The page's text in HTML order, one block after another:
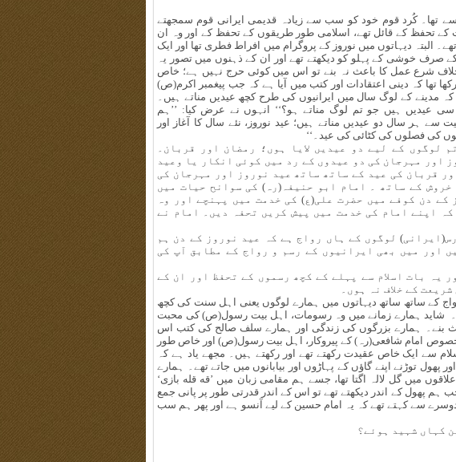
تھا۔ کُرد قوم خود کو سب سے زیادہ قدیمی ایرانی قوم سمجھتے
کے تحفظ کے قائل تھے، اسلامی طور طریقوں کے تحفظ کے اور وہ ان
البتہ دیہاتوں میں نوروز کے پروگرام میں افراط فطری تھا اور ایک
صرف خوشی کے پہلو کو دیکھتے تھے اور ان کے ذہنوں میں تصور یہ
شرع عمل کا باعث نہ بنے تو اس میں کوئی حرج نہیں ہے؛ خاص
تھا کہ دینی اعتقادات اور کتب میں آیا ہے کہ جب پیغمبر اکرم(ص)
کہ مدینے کے لوگ سال میں ایرانیوں کی طرح کچھ عیدیں مناتے ہیں۔
سی عیدیں ہیں جو تم لوگ مناتے ہو؟‘‘ انہوں نے عرض کیا: ’’ہم
ہر سال دو عیدیں مناتے ہیں؛ عید نوروز، نئے سال کا آغاز اور
کی فصلوں کی کٹائی کی عید۔‘‘
لوگوں کے لیے دو عیدیں لایا ہوں؛ رمضان اور قربان۔
اور مہرجان کی دو عیدوں کے رد میں کوئی انکار یا وعید
قربان کی عید کے ساتھ ساتھ عید نوروز اور مہرجان کی
کے ساتھ ۔ امام ابو حنیفہ(رہ) کی سوانح حیات میں
دن کوفے میں حضرت علی(ع) کی خدمت میں پہنچے اور وہ
اپنے امام کی خدمت میں پیش کریں تحفہ دیں۔ امام نے
لوگوں کے ہاں رواج ہے کہ عید نوروز کے دن ہم
اور میں بھی ایرانیوں کے رسم و رواج کے مطابق آپ کی
یہ بات اسلام سے پہلے کے کچھ رسموں کے تحفظ اور ان کے
کے خلاف نہ ہوں۔
کے ساتھ ساتھ دیہاتوں میں ہمارے لوگوں یعنی اہل سنت کی کچھ
ہمارے زمانے میں وہ رسومات، اہل بیت رسول(ص) کی محبت
بنے۔ ہمارے بزرگوں کی زندگی اور ہمارے سلف صالح کی کتب اس
امام شافعی(رہ) کے پیروکار، اہل بیت رسول(ص) اور خاص طور
سے ایک خاص عقیدت رکھتے تھے اور رکھتے ہیں۔ مجھے یاد ہے کہ
توڑنے اپنے گاؤں کے پہاڑوں اور بیابانوں میں جاتے تھے۔ ہمارے
میں گل لالہ اگتا تھا، جسے ہم مقامی زبان میں ’قه قله بازی‘
ہم پھول کے اندر دیکھتے تھے تو اس کے اندر قدرتی طور پر پانی جمع
دوسرے سے کہتے تھے کہ یہ امام حسین کے لیے آنسو ہے اور پھر ہم سب
کہاں شہید ہوئے؟